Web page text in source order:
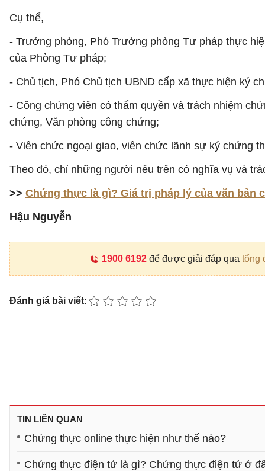
Cụ thể,
- Trưởng phòng, Phó Trưởng phòng Tư pháp thực
của Phòng Tư pháp;
- Chủ tịch, Phó Chủ tịch UBND cấp xã thực hiện ký
- Công chứng viên có thẩm quyền và trách nhiệm
chứng, Văn phòng công chứng;
- Viên chức ngoại giao, viên chức lãnh sự ký chứng
Theo đó, chỉ những người nêu trên có nghĩa vụ và
>> Chứng thực là gì? Giá trị pháp lý của văn bản
Hậu Nguyễn
1900 6192để được giải đáp qua tổng
Đánh giá bài viết:
TIN LIÊN QUAN
Chứng thực online thực hiện như thế nào?
Chứng thực điện tử là gì? Chứng thực điện tử ở